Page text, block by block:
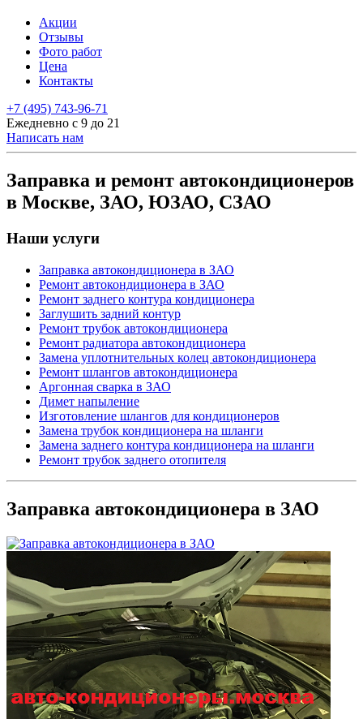
Акции
Отзывы
Фото работ
Цена
Контакты
+7 (495) 743-96-71
Ежедневно с 9 до 21
Написать нам
Заправка и ремонт автокондиционеров
в Москве, ЗАО, ЮЗАО, СЗАО
Наши услуги
Заправка автокондиционера в ЗАО
Ремонт автокондиционера в ЗАО
Ремонт заднего контура кондиционера
Заглушить задний контур
Ремонт трубок автокондиционера
Ремонт радиатора автокондиционера
Замена уплотнительных колец автокондиционера
Ремонт шлангов автокондиционера
Аргонная сварка в ЗАО
Димет напыление
Изготовление шлангов для кондиционеров
Замена трубок кондиционера на шланги
Замена заднего контура кондиционера на шланги
Ремонт трубок заднего отопителя
Заправка автокондиционера в ЗАО